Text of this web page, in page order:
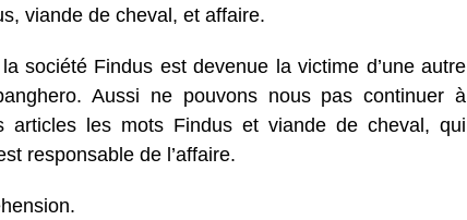
viande de cheval, et affaire.
société Findus est devenue la victime d’une autre
Aussi ne pouvons nous pas continuer à
articles les mots Findus et viande de cheval, qui
responsable de l’affaire.